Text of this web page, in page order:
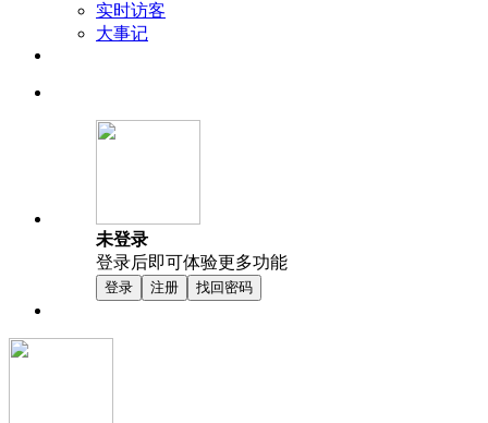
实时访客
大事记
未登录
登录后即可体验更多功能
登录 注册 找回密码